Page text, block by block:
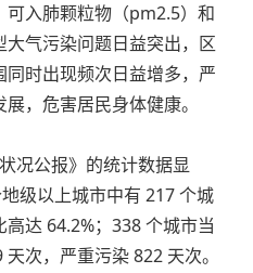
入肺颗粒物（pm2.5）和
气污染问题日益突出，区
时出现频次日益增多，严
，危害居民身体健康。
况公报》的统计数据显
级以上城市中有 217 个城
达 64.2%；338 个城市当
次，严重污染 822 天次。